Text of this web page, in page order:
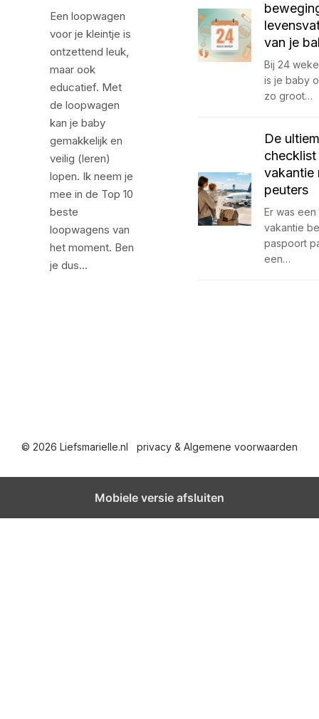
Een loopwagen
voor je kleintje is
ontzettend leuk,
maar ook
educatief. Met
de loopwagen
kan je baby
gemakkelijk en
veilig (leren)
lopen. Ik neem je
mee in de Top 10
beste
loopwagens van
het moment. Ben
je dus…
van je
Bij 24
is je baby
zo groot…
De
vakantie
peuters
Er was
vakantie
paspoort
een…
© 2026 Liefsmarielle.nl privacy & Algemene voorwaarden
Mobiele versie afsluiten